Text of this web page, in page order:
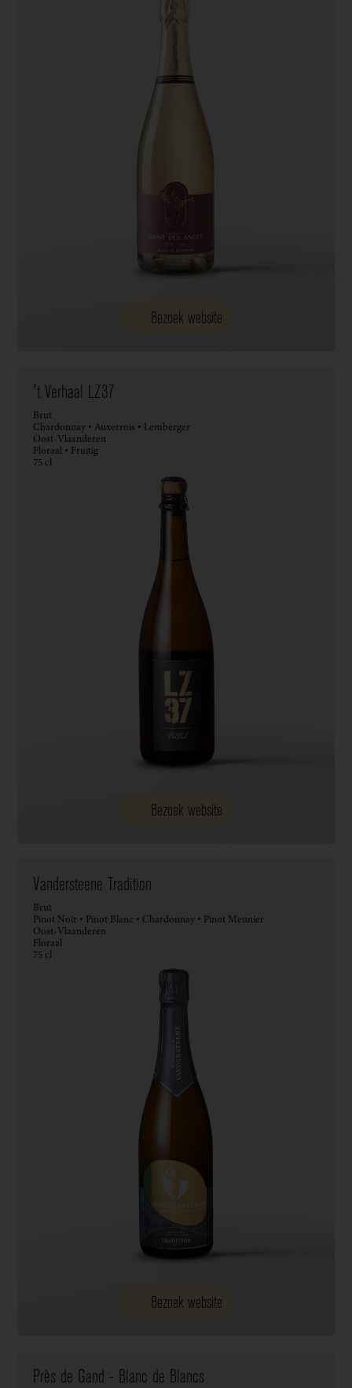
Bezoek website
't Verhaal LZ37
Brut
Chardonnay • Auxerrois • Lemberger
Oost-Vlaanderen
Floraal • Fruitig
75 cl
Bezoek website
Vandersteene Tradition
Brut
Pinot Noir • Pinot Blanc • Chardonnay • Pinot Meunier
Oost-Vlaanderen
Floraal
75 cl
Bezoek website
Près de Gand - Blanc de Blancs